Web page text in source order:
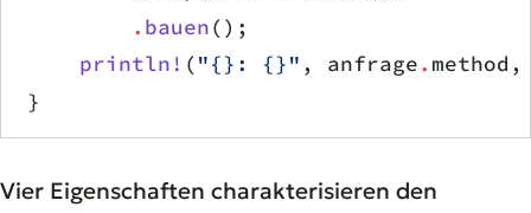
        .
bauen();
    println!
( "{}: {}" , anfrage.
}
Vier Eigenschaften charakterisieren den